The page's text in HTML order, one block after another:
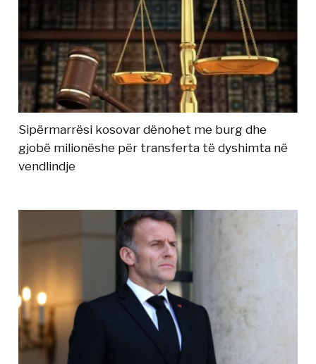
Sipërmarrësi kosovar dënohet me burg dhe
gjobë milionëshe për transferta të dyshimta në
vendlindje